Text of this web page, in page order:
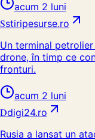
acum 2 luni
Sstiripesurse.ro
Un terminal
drone, în timp ce
fronturi.
acum 2 luni
Ddigi24.ro
Rusia a lansat un